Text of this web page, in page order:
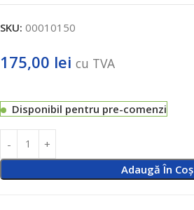
SKU: 00010150
175,00 lei cu TVA
Disponibil pentru pre-comenzi
Adaugă În Coș